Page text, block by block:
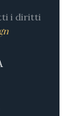
i diritti